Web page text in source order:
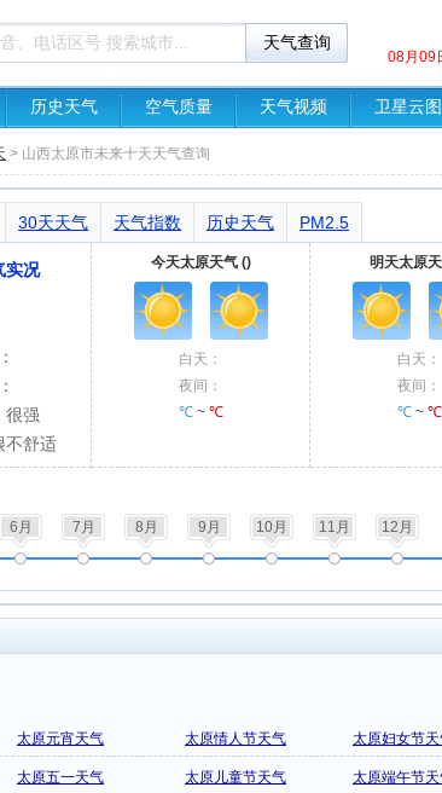
08月09
历史天气 空气质量 天气视频 卫星云图
> 山西太原市未来十天天气查询
30天天气 天气指数 历史天气 PM2.5
实况
很强
不舒适
今天太原天气 ()
白天：
夜间：
℃~ ℃
明天太原
白天：
夜间：
℃~ ℃
6月 7月 8月 9月 10月 11月 12月
太原元宵天气 太原情人节天气 太原妇女节
太原五一天气 太原儿童节天气 太原端午节